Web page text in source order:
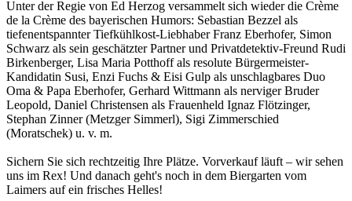
Unter der Regie von Ed Herzog versammelt sich wieder die Crème
de la Crème des bayerischen Humors: Sebastian Bezzel als
tiefenentspannter Tiefkühlkost-Liebhaber Franz Eberhofer, Simon
Schwarz als sein geschätzter Partner und Privatdetektiv-Freund Rudi
Birkenberger, Lisa Maria Potthoff als resolute Bürgermeister-
Kandidatin Susi, Enzi Fuchs & Eisi Gulp als unschlagbares Duo
Oma & Papa Eberhofer, Gerhard Wittmann als nerviger Bruder
Leopold, Daniel Christensen als Frauenheld Ignaz Flötzinger,
Stephan Zinner (Metzger Simmerl), Sigi Zimmerschied
(Moratschek) u. v. m.
Sichern Sie sich rechtzeitig Ihre Plätze. Vorverkauf läuft – wir sehen
uns im Rex! Und danach geht's noch in dem Biergarten vom
Laimers auf ein frisches Helles!